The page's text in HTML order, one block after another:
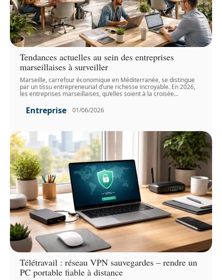
Tendances actuelles au sein des entreprises
marseillaises à surveiller
Marseille, carrefour économique en Méditerranée, se distingue
par un tissu entrepreneurial d’une richesse incroyable. En 2026,
les entreprises marseillaises, qu’elles soient à la croisée…
Entreprise 01/06/2026
Télétravail : réseau VPN sauvegardes – rendre un
PC portable fiable à distance